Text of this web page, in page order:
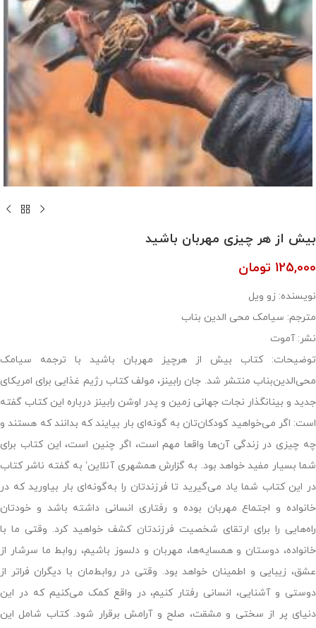
بیش از هر چیزی مهربان باشید
125,000 تومان
نویسنده: زو ویل
مترجم: سیامک محی الدین بناب
نشر: آموت
توضیحات: کتاب بیش از هرچیز مهربان باشید با ترجمه سیامک
محی‌الدین‌بناب منتشر شد. جان رابینز، مولف کتاب رژیم غذایی برای امریکای
جدید و بینانگذار نجات جهانی زمین و پدر اوشن رابینز درباره این کتاب گفته
است: اگر می‌خواهید کودکان‌تان به گونه‌ای بار بیایند که بدانند که هستند و
چه چیزی در زندگی آن‌ها واقعا مهم است، اگر چنین است، این کتاب برای
شما بسیار مفید خواهد بود. به گزارش همشهری آنلاین‘ به گفته ناشر کتاب
در این کتاب شما یاد می‌گیرید تا فرزندتان را به‌گونه‌ای بار بیاورید که در
خانواده و اجتماع مهربان بوده و رفتاری انسانی داشته باشد و خودتان
راه‌هایی را برای ارتقای شخصیت فرزندتان کشف خواهید کرد. وقتی ما با
خانواده، دوستان و همسایه‌ها، مهربان و دلسوز باشیم، روابط ما سرشار از
عشق، زیبایی و اطمینان خواهد بود. وقتی در روابط‌‌‌مان با دیگران فراتر از
دوستی و آشنایی، انسانی رفتار کنیم، در واقع کمک می‌کنیم که در این
دنیای پر از سختی و مشقت، صلح و آرامش برقرار شود. کتاب شامل این